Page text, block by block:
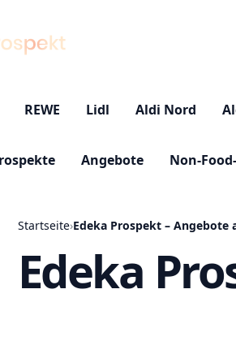
REWE Lidl Aldi Nord
Angebote Non-
Startseite›Edeka Prospekt – Angebote
Edeka